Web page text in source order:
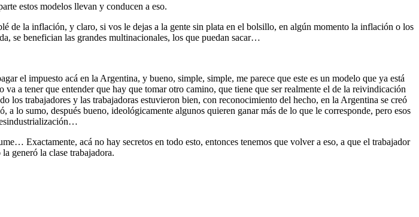
estos modelos llevan y conducen a eso.
de la inflación, y claro, si vos le dejas a la gente sin plata en el bolsillo, en algún momento la inflación o los
se benefician las grandes multinacionales, los que puedan sacar…
el impuesto acá en la Argentina, y bueno, simple, simple, me parece que este es un modelo que ya está
a tener que entender que hay que tomar otro camino, que tiene que ser realmente el de la reivindicación
los trabajadores y las trabajadoras estuvieron bien, con reconocimiento del hecho, en la Argentina se creó
lo sumo, después bueno, ideológicamente algunos quieren ganar más de lo que le corresponde, pero esos
Exactamente, acá no hay secretos en todo esto, entonces tenemos que volver a eso, a que el trabajador
generó la clase trabajadora.